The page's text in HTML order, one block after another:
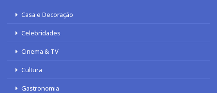
Casa e Decoração
Celebridades
Cinema & TV
Cultura
Gastronomia